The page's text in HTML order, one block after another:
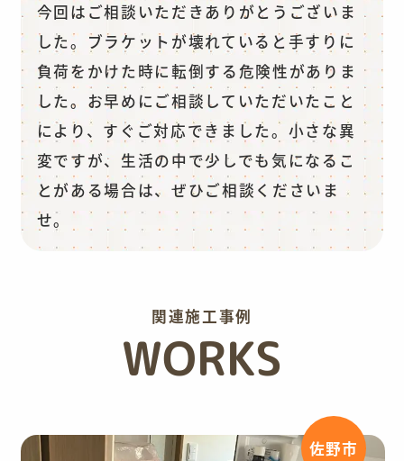
今回はご相談いただきありがとうございま
した。ブラケットが壊れていると手すりに
負荷をかけた時に転倒する危険性がありま
した。お早めにご相談していただいたこと
により、すぐご対応できました。小さな異
変ですが、生活の中で少しでも気になるこ
とがある場合は、ぜひご相談くださいま
せ。
関連施工事例
WORKS
佐野市